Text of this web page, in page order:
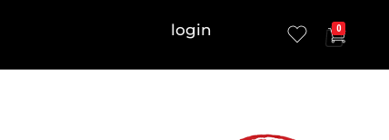
login 0